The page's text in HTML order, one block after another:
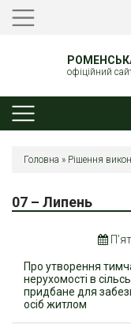
офіційний
Головна » Рішення
07 – Липень
Про утворення
нерухомості в
придбане для
осіб житлом